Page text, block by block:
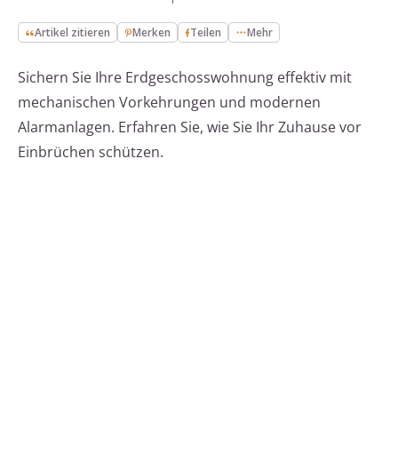
Artikel zitieren Merken Teilen Mehr
Sichern Sie Ihre Erdgeschosswohnung effektiv mit
mechanischen Vorkehrungen und modernen
Alarmanlagen. Erfahren Sie, wie Sie Ihr Zuhause vor
Einbrüchen schützen.